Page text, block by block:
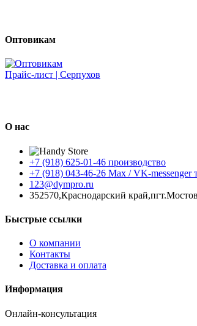
Оптовикам
Прайс-лист | Серпухов
О нас
+7 (918) 625-01-46 производство
+7 (918) 043-46-26 Max / VK-messenger
123@dympro.ru
352570,Краснодарский
Быстрые ссылки
О компании
Контакты
Доставка и оплата
Информация
Онлайн-консультация